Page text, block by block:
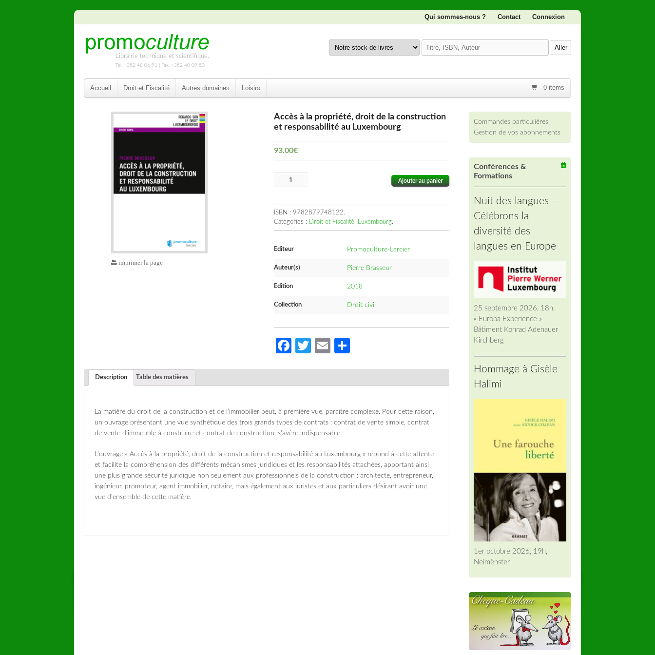
Qui sommes-nous ? Contact Connexion
Librairie technique et scientifique.
Tel. +352 48 06 91 | Fax. +352 40 09 50
0 items
Accueil Droit et Fiscalité Autres domaines Loisirs
imprimer la page
Accès à la propriété, droit de la construction
et responsabilité au Luxembourg
93.00€
Ajouter au panier
ISBN : 9782879748122.
Catégories : Droit et Fiscalité, Luxembourg.
Editeur Promoculture-Larcier
Auteur(s) Pierre Brasseur
Edition 2018
Collection Droit civil
Facebook
Twitter
Email
Description Table des matières
La matière du droit de la construction et de l’immobilier peut, à première vue, paraître complexe. Pour cette raison,
un ouvrage présentant une vue synthétique des trois grands types de contrats : contrat de vente simple, contrat
de vente d’immeuble à construire et contrat de construction, s’avère indispensable.
L’ouvrage « Accès à la propriété, droit de la construction et responsabilité au Luxembourg » répond à cette attente
et facilite la compréhension des différents mécanismes juridiques et les responsabilités attachées, apportant ainsi
une plus grande sécurité juridique non seulement aux professionnels de la construction : architecte, entrepreneur,
ingénieur, promoteur, agent immobilier, notaire, mais également aux juristes et aux particuliers désirant avoir une
vue d’ensemble de cette matière.
Commandes particulières
Gestion de vos abonnements
Conférences &
Formations
Nuit des langues –
Célébrons la
diversité des
langues en Europe
25 septembre 2026, 18h,
« Europa Experience »
Bâtiment Konrad Adenauer
Kirchberg
Hommage à Gisèle
Halimi
1er octobre 2026, 19h,
Neimënster